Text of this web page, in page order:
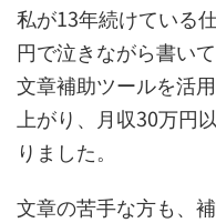
私が13年続けている
円で泣きながら書い
文章補助ツールを活
上がり、月収30万円
りました。
文章の苦手な方も、